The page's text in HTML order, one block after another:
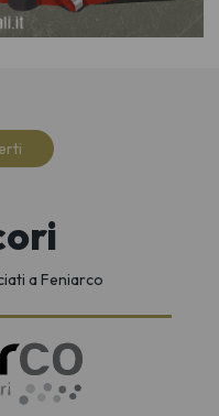
a Feniarco